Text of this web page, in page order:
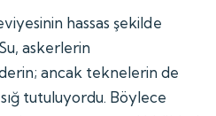
hassas şekilde
askerlerin
ancak teknelerin de
tutuluyordu. Böylece